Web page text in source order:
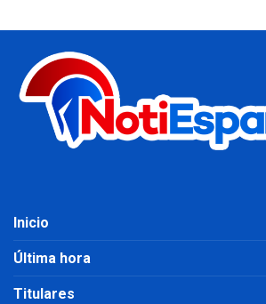
Inicio
Última hora
Titulares